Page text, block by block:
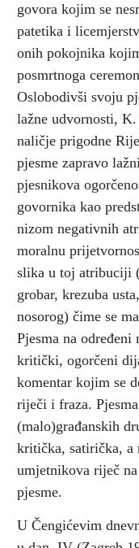
govora kojim se
patetika i
onih pokojnika
posmrtnoga
Oslobodivši svoju
lažne udvornosti,
naličje prigodne
pjesme zapravo
pjesnikova
govornika kao
nizom negativnih
moralnu
slika u toj atribuciji
grobar, krezuba
nosorog) čime se
Pjesma na
kritički, ogorčeni
komentar kojim se
riječi i fraza.
(malo)građanskih
kritička, satirička, a
umjetnikova riječ
pjesme.
U Čengićevim